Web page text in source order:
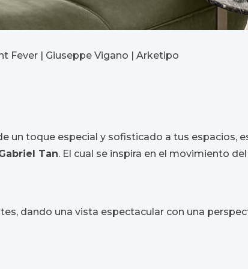
Fever | Giuseppe Vigano | Arketipo
un toque especial y sofisticado a tus espacios,
Tan. El cual se inspira en el movimiento
dando una vista espectacular con una